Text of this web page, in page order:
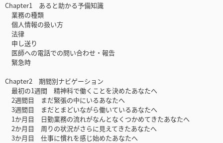
Chapter1 あると助かる予備知識
業務の種類
個人情報の扱い方
法律
申し送り
医師への電話での問い合わせ・報告
緊急時
Chapter2 期間別ナビゲーション
最初の1週間 精神科で働くことを決めたあなたへ
2週間目 まだ緊張の中にいるあなたへ
3週間目 まだとまどいながら働いているあなたへ
1か月目 日勤業務の流れがなんとなくつかめてきたあなたへ
2か月目 周りの状況がさらに見えてきたあなたへ
3か月目 仕事に慣れを感じ始めたあなたへ